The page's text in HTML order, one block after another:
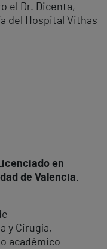
el Dr. Dicenta,
del Hospital Vithas
en
de Valencia.
y Cirugía,
académico